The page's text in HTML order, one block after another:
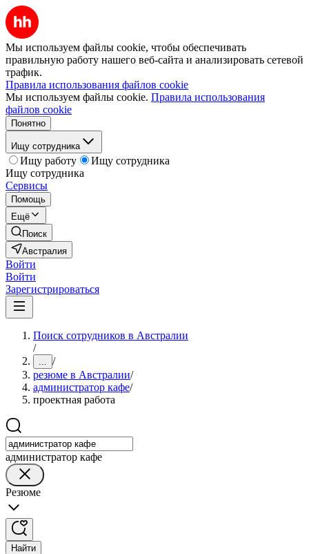
Мы используем файлы cookie, чтобы обеспечивать
правильную работу нашего веб-сайта и анализировать сетевой
трафик.
Правила использования файлов cookie
Мы используем файлы cookie. Правила использования
файлов cookie
Понятно
Ищу сотрудника
Ищу работу
Ищу сотрудника
Ищу сотрудника
Сервисы
Помощь
Ещё
Поиск
Австралия
Войти
Войти
Зарегистрироваться
Поиск сотрудников в Австралии
/
... /
резюме в Австралии/
администратор кафе/
проектная работа
администратор кафе
Резюме
Найти